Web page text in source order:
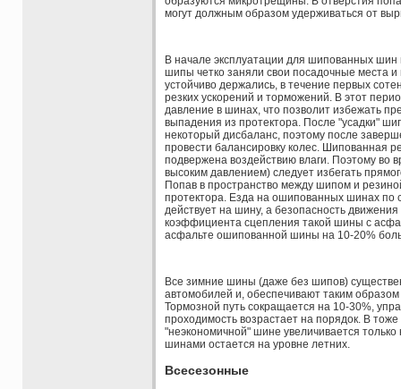
могут должным образом удерживаться от
В начале эксплуатации для шипованных
шипы четко заняли свои посадочные места
устойчиво держались, в течение первых
резких ускорений и торможений. В этот
давление в шинах, что позволит избежать
выпадения из протектора. После "усадки"
некоторый дисбаланс, поэтому после
провести балансировку колес. Шипованная
подвержена воздействию влаги. Поэтому
высоким давлением) следует избегать
Попав в пространство между шипом и
протектора. Езда на ошипованных шинах по
действует на шину, а безопасность
коэффициента сцепления такой шины с
асфальте ошипованной шины на 10-20%
Все зимние шины (даже без шипов)
автомобилей и, обеспечивают таким
Тормозной путь сокращается на 10-30%,
проходимость возрастает на порядок. В
"неэкономичной" шине увеличивается
шинами остается на уровне летних.
Всесезонные